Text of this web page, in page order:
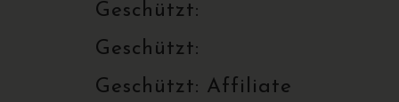
Geschützt:
Geschützt:
Geschützt: Affiliate